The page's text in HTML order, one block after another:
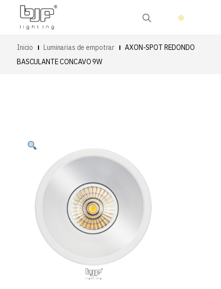
Inicio Luminarias de empotrar
AXON-SPOT REDONDO
BASCULANTE CONCAVO 9W